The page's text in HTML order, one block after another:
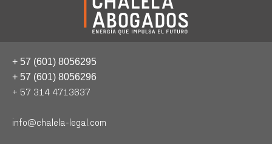
+ 57 (601) 8056295
+ 57 (601) 8056296
+ 57 314 4713637
info@chalela-legal.com